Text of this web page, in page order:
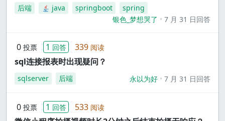
后端 java springboot
spring
银色_梦想哭了
7 月 31 日回答
0 投票 1 回答 339 阅读
sql连接报表时出现疑问？
sqlserver 后端 永以为好 7 月 31 日回答
0 投票 1 回答 533 阅读